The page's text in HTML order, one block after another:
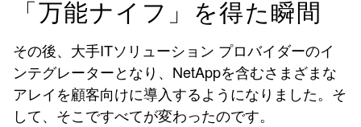
「万能ナイフ」を得た瞬間
その後、大手ITソリューション プロバイダーのイ
ンテグレーターとなり、NetAppを含むさまざまな
アレイを顧客向けに導入するようになりました。そ
して、そこですべてが変わったのです。